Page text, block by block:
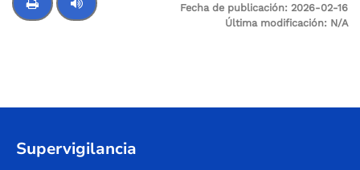
Fecha de publicación: 2026-02-16
Última modificación: N/A
Supervigilancia